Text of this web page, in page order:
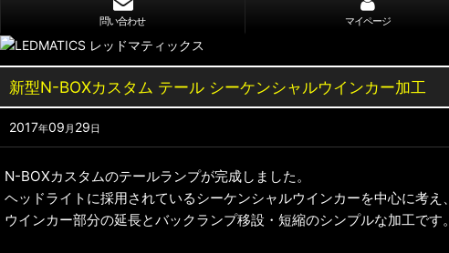
問い合わせ マイページ
新型N-BOXカスタム テール シーケンシャルウインカー加工
2017年09 月 29 日
N-BOXカスタムのテールランプが完成しました。
ヘッドライトに採用されているシーケンシャルウインカーを中心に考え、
ウインカー部分の延長とバックランプ移設・短縮のシンプルな加工です。